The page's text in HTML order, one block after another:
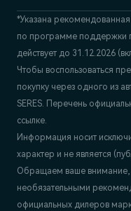
*Указана
по программе поддержки
действует до 31.12.2026
Чтобы воспользоваться
покупку через одного из
SERES. Перечень
ссылке.
Информация носит
характер и не является
Обращаем ваше внимание,
необязательными
официальных дилеров